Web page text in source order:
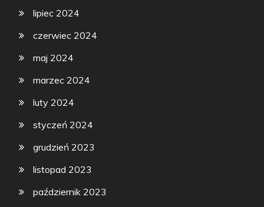
lipiec 2024
czerwiec 2024
maj 2024
marzec 2024
luty 2024
styczeń 2024
grudzień 2023
listopad 2023
październik 2023